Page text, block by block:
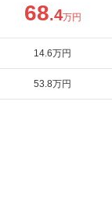
68.4万円
14.6万円
53.8万円